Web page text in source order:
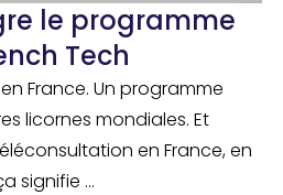
le programme
Tech
France. Un programme
licornes mondiales. Et
en France, en
signifie ...